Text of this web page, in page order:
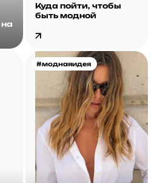
Куда пойти, чтобы
быть модной
#моднаяидея